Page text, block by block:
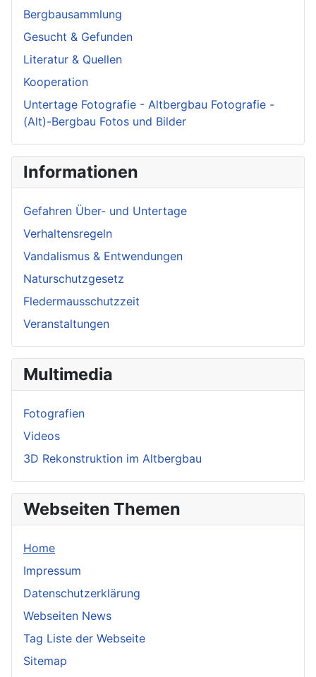
Bergbausammlung
Gesucht & Gefunden
Literatur & Quellen
Kooperation
Untertage Fotografie - Altbergbau Fotografie -
(Alt)-Bergbau Fotos und Bilder
Informationen
Gefahren Über- und Untertage
Verhaltensregeln
Vandalismus & Entwendungen
Naturschutzgesetz
Fledermausschutzzeit
Veranstaltungen
Multimedia
Fotografien
Videos
3D Rekonstruktion im Altbergbau
Webseiten Themen
Home
Impressum
Datenschutzerklärung
Webseiten News
Tag Liste der Webseite
Sitemap